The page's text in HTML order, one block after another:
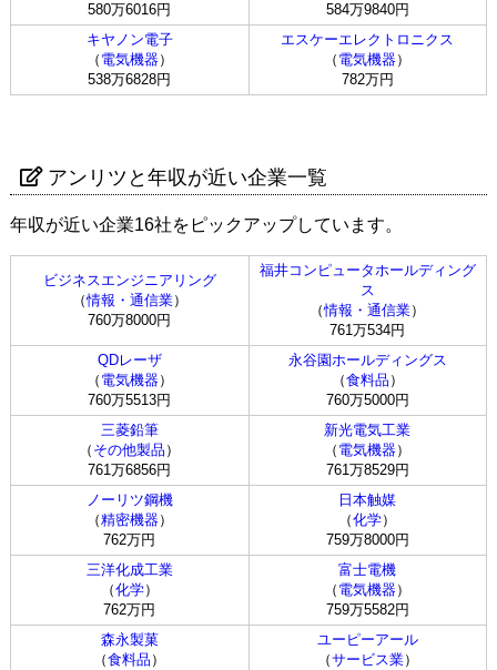
580万6016円
584万9840円
キヤノン電子
（ 電気機器）
538万6828円
エスケーエレクトロニクス
（ 電気機器）
782万円
アンリツと年収が近い企業一覧
年収が近い企業16社をピックアップしています。
ビジネスエンジニアリング
（情報・通信業）
760万8000円
福井コンピュータホールディング
ス
（情報・通信業）
761万534円
QDレーザ
（ 電気機器）
760万5513円
永谷園ホールディングス
（食料品 ）
760万5000円
三菱鉛筆
（ その他製品 ）
761万6856円
新光電気工業
（ 電気機器）
761万8529円
ノーリツ鋼機
（精密機器）
762万円
日本触媒
（化学）
759万8000円
三洋化成工業
（化学）
762万円
富士電機
（ 電気機器）
759万5582円
森永製菓
（食料品 ）
ユーピーアール
（サービス業）